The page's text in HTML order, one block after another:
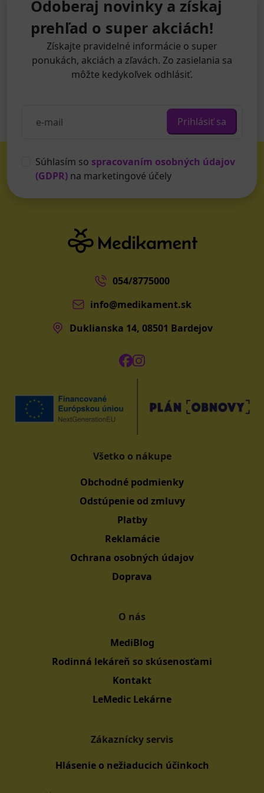
Odoberaj novinky a získaj
prehľad o super akciách!
Získajte pravidelné informácie o super
ponukách, akciách a zľavách. Zo zasielania sa
môžte kedykoľvek odhlásiť.
Prihlásiť sa
Súhlasím so spracovaním osobných údajov
(GDPR) na marketingové účely
054/8775000
info@medikament.sk
Duklianska 14, 08501 Bardejov
Všetko o nákupe
Obchodné podmienky
Odstúpenie od zmluvy
Platby
Reklamácie
Ochrana osobných údajov
Doprava
O nás
MediBlog
Rodinná lekáreň so skúsenosťami
Kontakt
LeMedic Lekárne
Zákaznícky servis
Hlásenie o nežiaducich účinkoch